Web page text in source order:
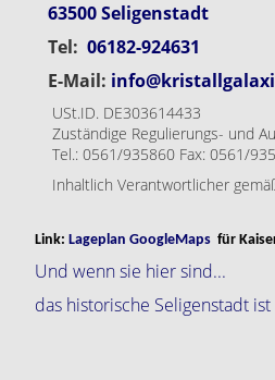
63500 Seligenstadt
Tel: 06182-924631
E-Mail:
USt.ID. DE303614433
Zuständige Regulierungs- und
Tel.: 0561/935860 Fax: 0561/
Inhaltlich Verantwortlicher
Link: Lageplan GoogleMapsfür
Und wenn sie hier sind...
das historische Seligenstadt